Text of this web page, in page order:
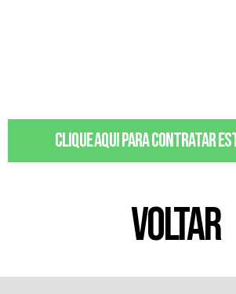
Clique aqui para contratar
VOLTAR